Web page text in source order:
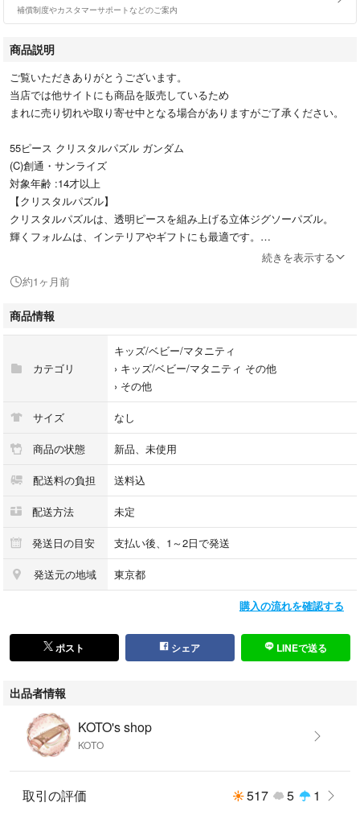
補償制度やカスタマーサポートなどのご案内
商品説明
ご覧いただきありがとうございます。
当店では他サイトにも商品を販売しているため
まれに売り切れや取り寄せ中となる場合がありますがご了承ください。
55ピース クリスタルパズル ガンダム
(C)創通・サンライズ
対象年齢 :14才以上
【クリスタルパズル】
クリスタルパズルは、透明ピースを組み上げる立体ジグソーパズル。
輝くフォルムは、インテリアやギフトにも最適です。
アムロとセイラのミニチュアつきです。
台座には、地球連邦軍のロゴマークが刻印されています。
実は、企画段階では「フリーダムファイターガンボーイ」というタイトル
でした。
後にリアルロボットと呼ばれる作品の先駆けとなった、
日本アニメの歴史に燦然と輝くまさに名作です。
[セット内容]パズルピース…55個（センターポール:3個含む）、組み立て
キー…1個、台座…1個、アムロ・レイ＆セイラ・マス…各1体、シール…1
枚
(より)
fdd5B013G0T7J0ab30
最後までご確認頂き誠にありがとうございました。
上記をご確認頂き、ご購入いただけましたら幸いです。
何かご不明な点がございましたらお気軽にメッセージからお問い合わせ下
続きを表示する
約1ヶ月前
商品情報
カテゴリ
キッズ/ベビー/マタニティ
› キッズ/ベビー/マタニティ その他
› その他
サイズ なし
商品の状態 新品、未使用
配送料の負担 送料込
配送方法 未定
発送日の目安 支払い後、1～2日で発送
発送元の地域 東京都
購入の流れを確認する
ポスト シェア LINEで送る
出品者情報
KOTO's shop
KOTO
取引の評価 517 5 1